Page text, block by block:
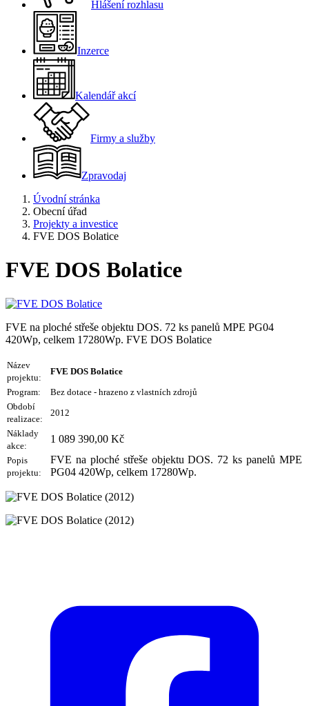
Hlášení rozhlasu
Inzerce
Kalendář akcí
Firmy a služby
Zpravodaj
Úvodní stránka
Obecní úřad
Projekty a investice
FVE DOS Bolatice
FVE DOS Bolatice
FVE na ploché střeše objektu DOS. 72 ks panelů MPE PG04
420Wp, celkem 17280Wp. FVE DOS Bolatice
Název
projektu:
FVE DOS Bolatice
Program:
Bez dotace - hrazeno z vlastních zdrojů
Období
realizace:
2012
Náklady
akce:
1 089 390,00 Kč
Popis
projektu:
FVE na ploché střeše objektu DOS. 72 ks panelů MPE
PG04 420Wp, celkem 17280Wp.